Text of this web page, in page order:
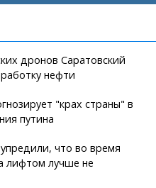
дронов Саратовский
нефти
"крах страны" в
путина
что во время
лифтом лучше не